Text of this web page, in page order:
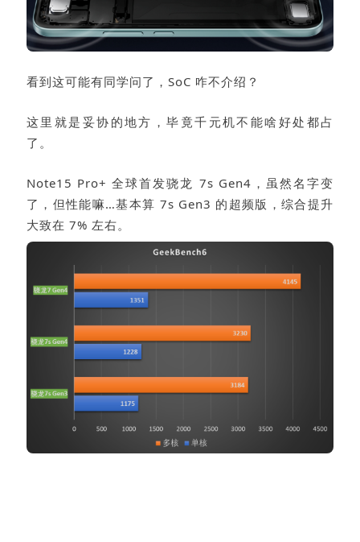
看到这可能有同学问了，SoC 咋不介绍？
这里就是妥协的地方，毕竟千元机不能啥好处都占
了。
Note15 Pro+ 全球首发骁龙 7s Gen4，虽然名字变
了，但性能嘛…基本算 7s Gen3 的超频版，综合提升
大致在 7% 左右。